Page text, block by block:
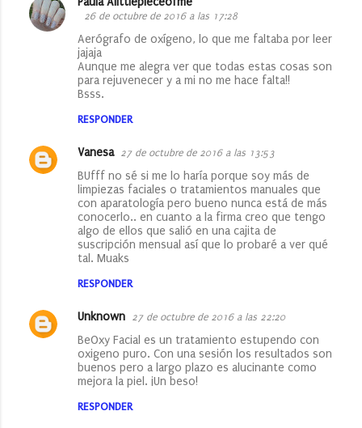
26 de octubre de 2016 a las 17:28
Aerógrafo de oxígeno, lo que me faltaba por leer
jajaja
Aunque me alegra ver que todas estas cosas son
para rejuvenecer y a mi no me hace falta!!
Bsss.
RESPONDER
Vanesa 27 de octubre de 2016 a las 13:53
BUfff no sé si me lo haría porque soy más de
limpiezas faciales o tratamientos manuales que
con aparatología pero bueno nunca está de más
conocerlo.. en cuanto a la firma creo que tengo
algo de ellos que salió en una cajita de
suscripción mensual así que lo probaré a ver qué
tal. Muaks
RESPONDER
Unknown 27 de octubre de 2016 a las 22:20
BeOxy Facial es un tratamiento estupendo con
oxigeno puro. Con una sesión los resultados son
buenos pero a largo plazo es alucinante como
mejora la piel. ¡Un beso!
RESPONDER